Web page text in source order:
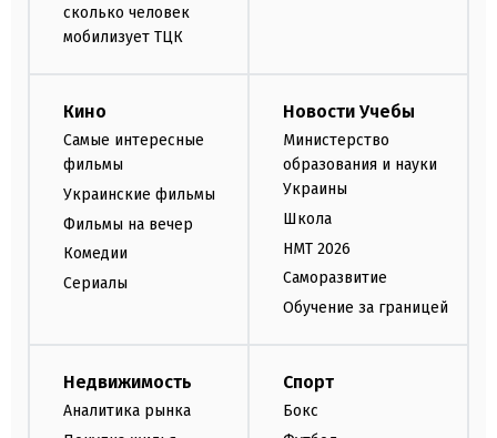
сколько человек
мобилизует ТЦК
Кино
Самые интересные
фильмы
Украинские фильмы
Фильмы на вечер
Комедии
Сериалы
Новости Учебы
Министерство
образования и науки
Украины
Школа
НМТ 2026
Саморазвитие
Обучение за границей
Недвижимость
Аналитика рынка
Спорт
Бокс